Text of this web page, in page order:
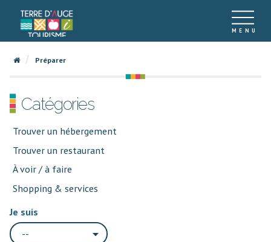
Préparer
Catégories
Trouver un hébergement
Trouver un restaurant
À voir / à faire
Shopping & services
Je suis
--